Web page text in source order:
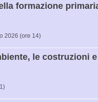
formazione
2026 (ore 14)
le costruzioni